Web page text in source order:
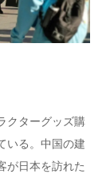
クターグッズ購
いる。中国の建
が日本を訪れた